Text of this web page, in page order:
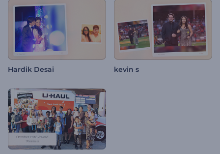
Hardik Desai kevin s